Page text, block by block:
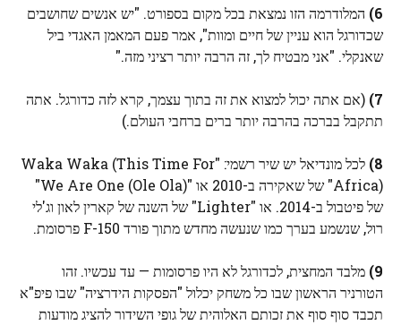
6) המלודרמה הזו נמצאת בכל מקום בספורט. "יש אנשים שחושבים
שכדורגל הוא עניין של חיים ומוות", אמר פעם המאמן האגדי ביל
שאנקלי. "אני מבטיח לך, זה הרבה יותר רציני מזה."
7) (אם אתה יכול למצוא את זה בתוך עצמך, קרא לזה כדורגל. אתה
תתקבל בברכה בהרבה יותר ברים ברחבי העולם.)
8)
לכל מונדיאל יש שיר רשמי: "Waka Waka (This Time For
Africa)" של שאקירה ב-2010 או "We Are One (Ole Ola)"
של פיטבול ב-2014. או "Lighter" של השנה של קארין לאון וג'לי
רול, שנשמע בערך כמו שנעשה מחדש מתוך פורד F-150 פרסומת.
9) מלבד המחצית, לכדורגל לא היו פרסומות — עד עכשיו. זהו
הטורניר הראשון שבו כל משחק יכלול "הפסקות הידרציה" שבו פיפ"א
תכבד סוף סוף את זכותם האלוהית של גופי השידור להציג מודעות